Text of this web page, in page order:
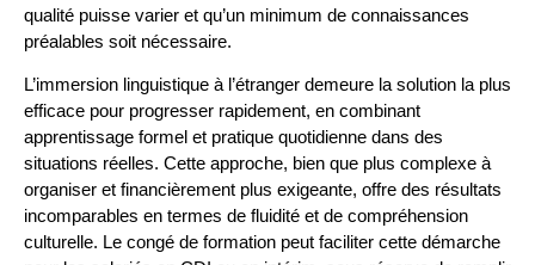
qualité puisse varier et qu’un minimum de connaissances
préalables soit nécessaire.
L’immersion linguistique à l’étranger demeure la solution la plus
efficace pour progresser rapidement, en combinant
apprentissage formel et pratique quotidienne dans des
situations réelles. Cette approche, bien que plus complexe à
organiser et financièrement plus exigeante, offre des résultats
incomparables en termes de fluidité et de compréhension
culturelle. Le congé de formation peut faciliter cette démarche